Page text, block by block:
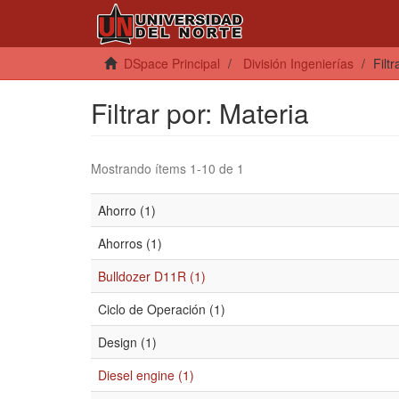
DSpace Principal División Ingenierías
Filtrar por: Materia
Mostrando ítems 1-10 de 1
Ahorro (1)
Ahorros (1)
Bulldozer D11R (1)
Ciclo de Operación (1)
Design (1)
Diesel engine (1)